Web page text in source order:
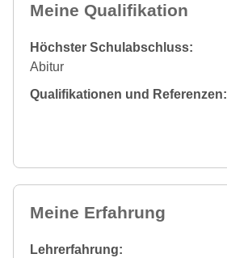
Meine Qualifikation
Höchster Schulabschluss:
Abitur
Qualifikationen und Referenzen:
Meine Erfahrung
Lehrerfahrung: